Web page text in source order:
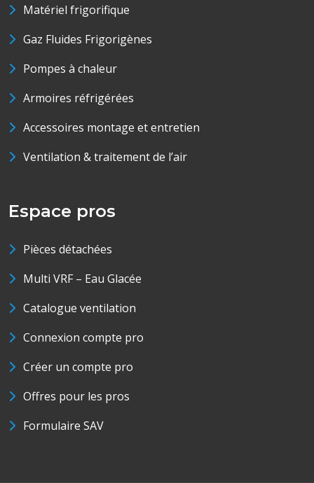
Matériel frigorifique
Gaz Fluides Frigorigènes
Pompes à chaleur
Armoires réfrigérées
Accessoires montage et entretien
Ventilation & traitement de l’air
Espace pros
Pièces détachées
Multi VRF – Eau Glacée
Catalogue ventilation
Connexion compte pro
Créer un compte pro
Offres pour les pros
Formulaire SAV